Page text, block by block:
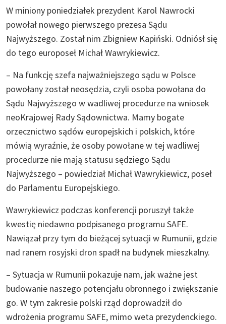
W miniony poniedziałek prezydent Karol Nawrocki
powołał nowego pierwszego prezesa Sądu
Najwyższego. Został nim Zbigniew Kapiński. Odniósł się
do tego europoseł Michał Wawrykiewicz.
– Na funkcję szefa najważniejszego sądu w Polsce
powołany został neosędzia, czyli osoba powołana do
Sądu Najwyższego w wadliwej procedurze na wniosek
neoKrajowej Rady Sądownictwa. Mamy bogate
orzecznictwo sądów europejskich i polskich, które
mówią wyraźnie, że osoby powołane w tej wadliwej
procedurze nie mają statusu sędziego Sądu
Najwyższego – powiedział Michał Wawrykiewicz, poseł
do Parlamentu Europejskiego.
Wawrykiewicz podczas konferencji poruszył także
kwestię niedawno podpisanego programu SAFE.
Nawiązał przy tym do bieżącej sytuacji w Rumunii, gdzie
nad ranem rosyjski dron spadł na budynek mieszkalny.
– Sytuacja w Rumunii pokazuje nam, jak ważne jest
budowanie naszego potencjału obronnego i zwiększanie
go. W tym zakresie polski rząd doprowadził do
wdrożenia programu SAFE, mimo weta prezydenckiego.